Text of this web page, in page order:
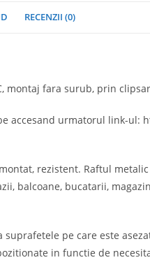
RECENZII (0)
montaj fara surub, prin
accesand urmatorul link-ul:
rezistent. Raftul metalic
balcoane, bucatarii,
pe care este
in functie de